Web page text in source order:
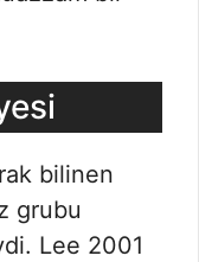
bilinen
grubu
Lee 2001